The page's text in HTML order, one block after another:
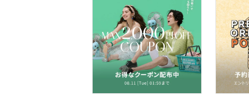
アクセサリー・腕時計
財布・ポーチ・ケース
帽子
ヘアアクセサリー